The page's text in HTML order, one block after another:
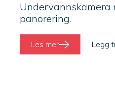
Undervannskamera
panorering.
Les mer Legg